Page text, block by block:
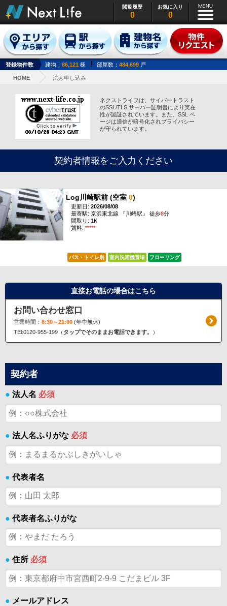
閲覧履歴
0
お気に入り
0
登録物件数 建物： 86,121 棟 部屋数： 484,699 戸
HOME 法人申し込み
ネクストライフは、サイバートラスト
のSSL/TLS サーバー証明書により実在
性が認証されています。また、SSL ペ
ージは通信が暗号化されプライバシー
が守られています。
契約者情報をご入力ください
Log川崎駅前 (空室 0)
更新日: 2026/08/08
最寄駅: 京浜東北線 『川崎駅』 徒歩8分
間取り: 1K
賃料: *****
バス・トイレ別 室内洗濯機置場 フローリング
直接お電話の場合はこちら
お問い合わせ窓口
営業時間： 8:30～21:00(年中無休)
TEl:0120-955-199（ タップでそのままお電話できます。 ）
契約者
● 法人名 必須
● 法人名ふりがな 必須
● 代表者名
● 代表者名ふりがな
● 住所 必須
● メールアドレス